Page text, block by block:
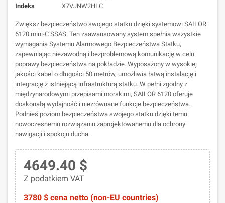
Indeks
X7VJNW2HLC
Zwiększ bezpieczeństwo swojego statku dzięki systemowi SAILOR
6120 mini-C SSAS. Ten zaawansowany system spełnia wszystkie
wymagania Systemu Alarmowego Bezpieczeństwa Statku,
zapewniając niezawodną i bezproblemową komunikację w celu
poprawy bezpieczeństwa na pokładzie. Wyposażony w wysokiej
jakości kabel o długości 50 metrów, umożliwia łatwą instalację i
integrację z istniejącą infrastrukturą statku. W pełni zgodny z
międzynarodowymi przepisami morskimi, SAILOR 6120 oferuje
doskonałą wydajność i niezrównane funkcje bezpieczeństwa.
Podnieś poziom bezpieczeństwa swojego statku dzięki temu
nowoczesnemu rozwiązaniu zaprojektowanemu dla ochrony
nawigacji i spokoju ducha.
4649.40 $
Z podatkiem VAT
3780 $ cena netto (non-EU countries)